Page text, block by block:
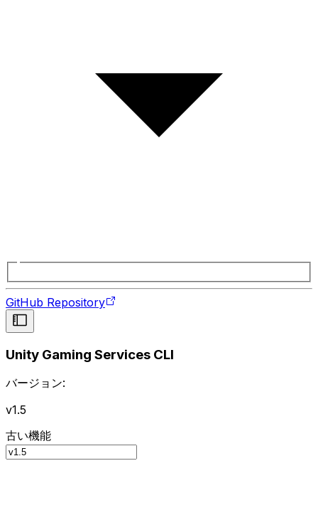
GitHub Repository
Unity Gaming Services CLI
バージョン:
v1.5
古い機能